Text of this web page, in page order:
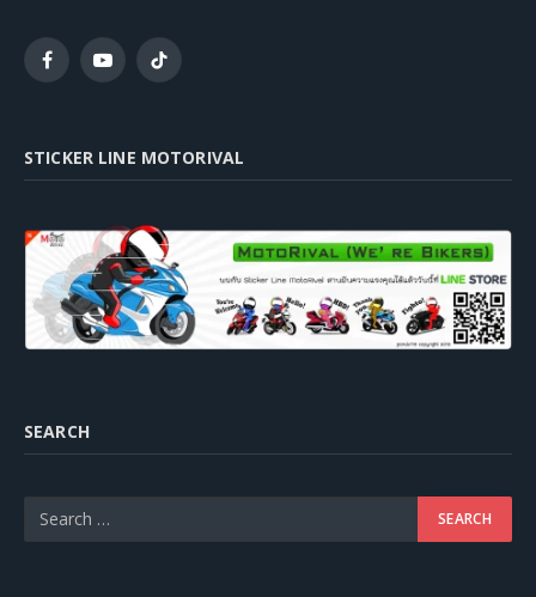
FacebookYouTubeTikTok
STICKER LINE MOTORIVAL
SEARCH